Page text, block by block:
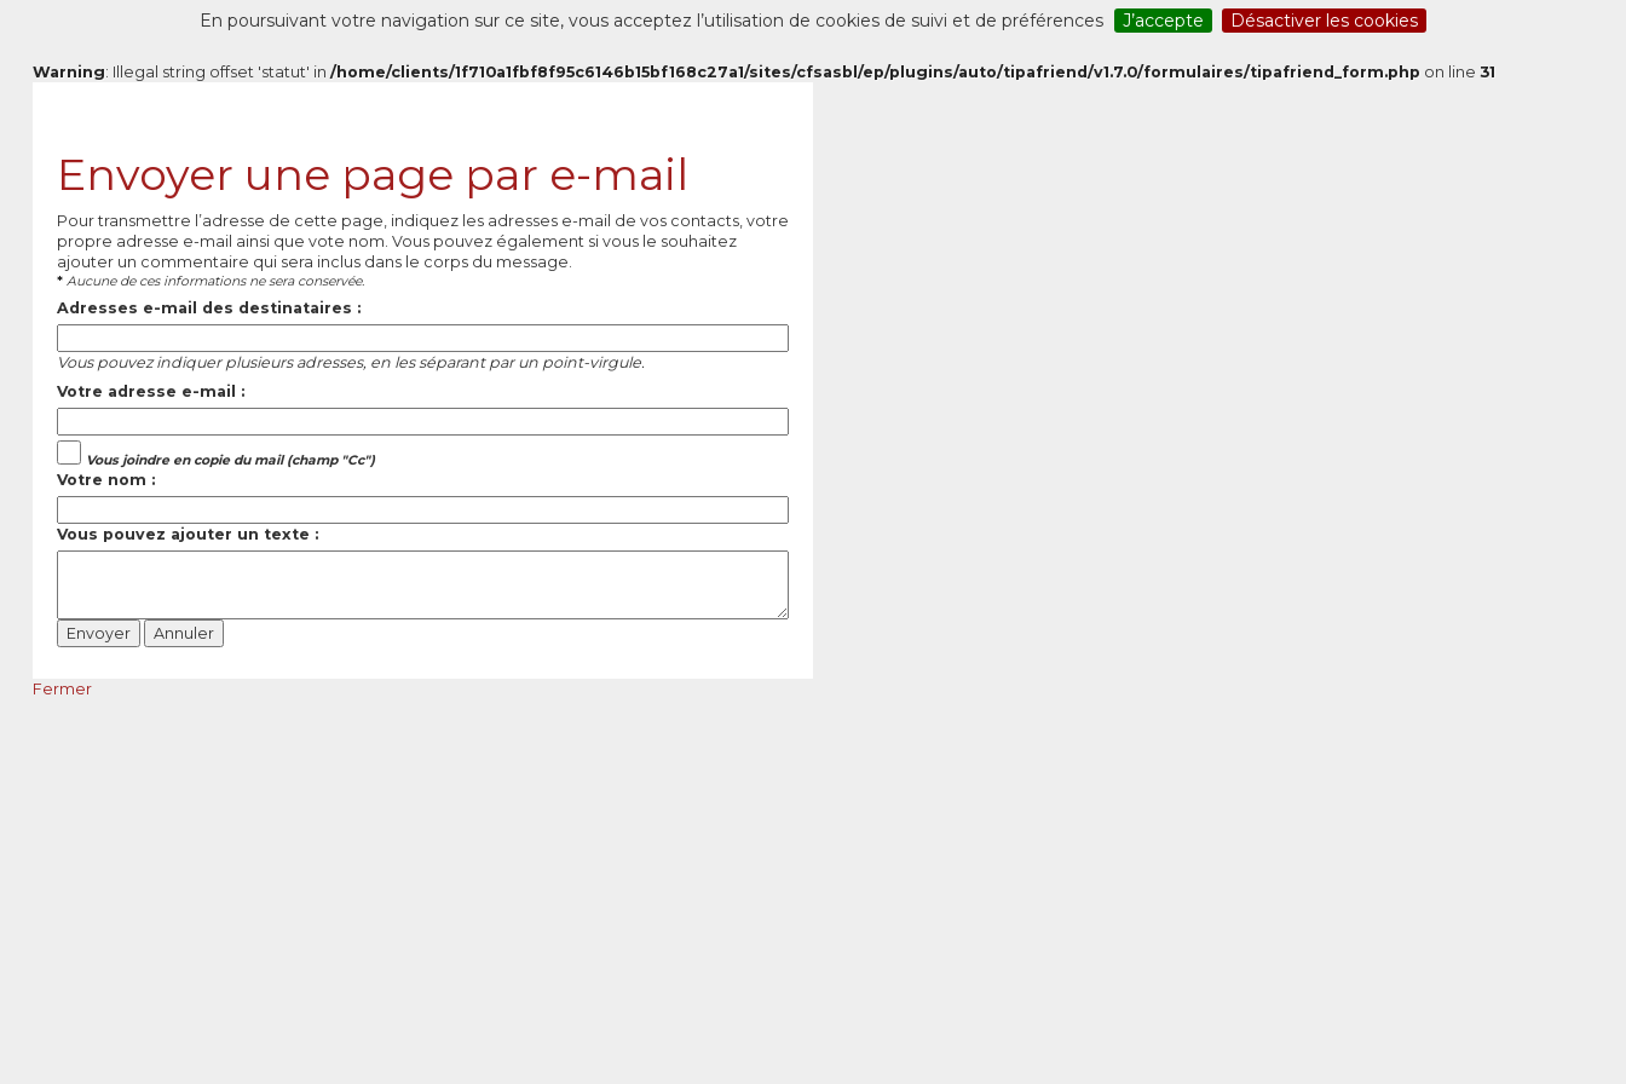
En poursuivant votre navigation sur ce site, vous acceptez l’utilisation de cookies de suivi et de préférences J’accepte Désactiver les cookies
Warning: Illegal string offset 'statut' in /home/clients/1f710a1fbf8f95c6146b15bf168c27a1/sites/cfsasbl/ep/plugins/auto/tipafriend/v1.7.0/formulaires/tipafriend_form.php on line 31
Envoyer une page par e-mail
Pour transmettre l’adresse de cette page, indiquez les adresses e-mail de vos contacts, votre
propre adresse e-mail ainsi que vote nom. Vous pouvez également si vous le souhaitez
ajouter un commentaire qui sera inclus dans le corps du message.
* Aucune de ces informations ne sera conservée.
Adresses e-mail des destinataires :
Vous pouvez indiquer plusieurs adresses, en les séparant par un point-virgule.
Votre adresse e-mail :
Vous joindre en copie du mail (champ "Cc")
Votre nom :
Vous pouvez ajouter un texte :
Fermer